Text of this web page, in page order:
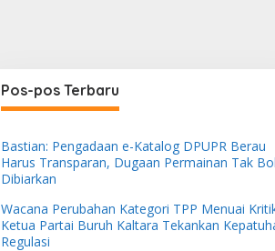
Pos-pos Terbaru
Bastian: Pengadaan e-Katalog DPUPR Berau
Harus Transparan, Dugaan Permainan Tak
Dibiarkan
Wacana Perubahan Kategori TPP Menuai
Ketua Partai Buruh Kaltara Tekankan
Regulasi